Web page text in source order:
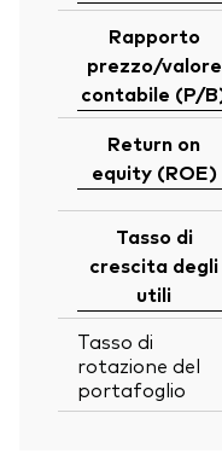
Rapporto
prezzo/valore
contabile (P/
Return on
equity (ROE)
Tasso di
crescita degli
utili
Tasso di
rotazione del
portafoglio